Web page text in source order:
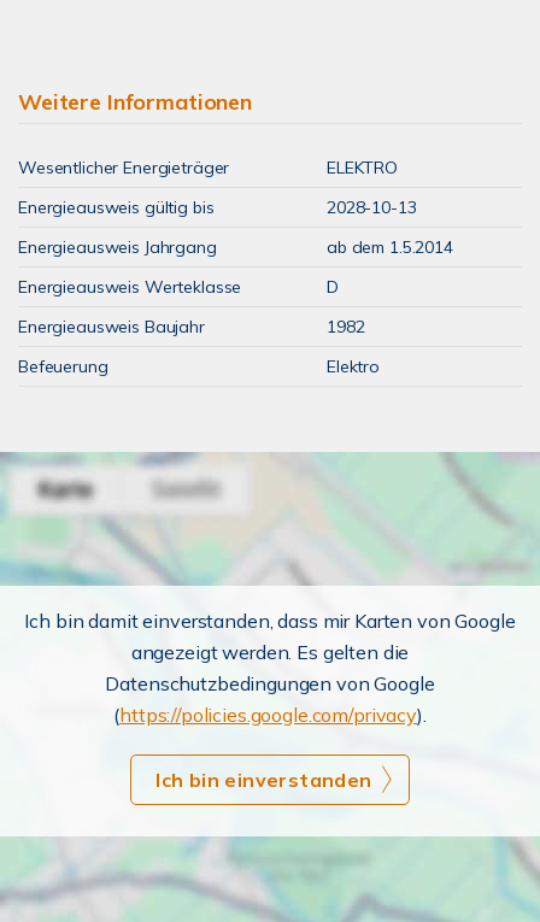
Weitere Informationen
Wesentlicher Energieträger
ELEKTRO
Energieausweis gültig bis
2028-10-13
Energieausweis Jahrgang
ab dem 1.5.2014
Energieausweis Werteklasse
D
Energieausweis Baujahr
1982
Befeuerung
Elektro
Ich bin damit einverstanden, dass mir Karten von Google
angezeigt werden. Es gelten die
Datenschutzbedingungen von Google
(https://policies.google.com/privacy).
Ich bin einverstanden